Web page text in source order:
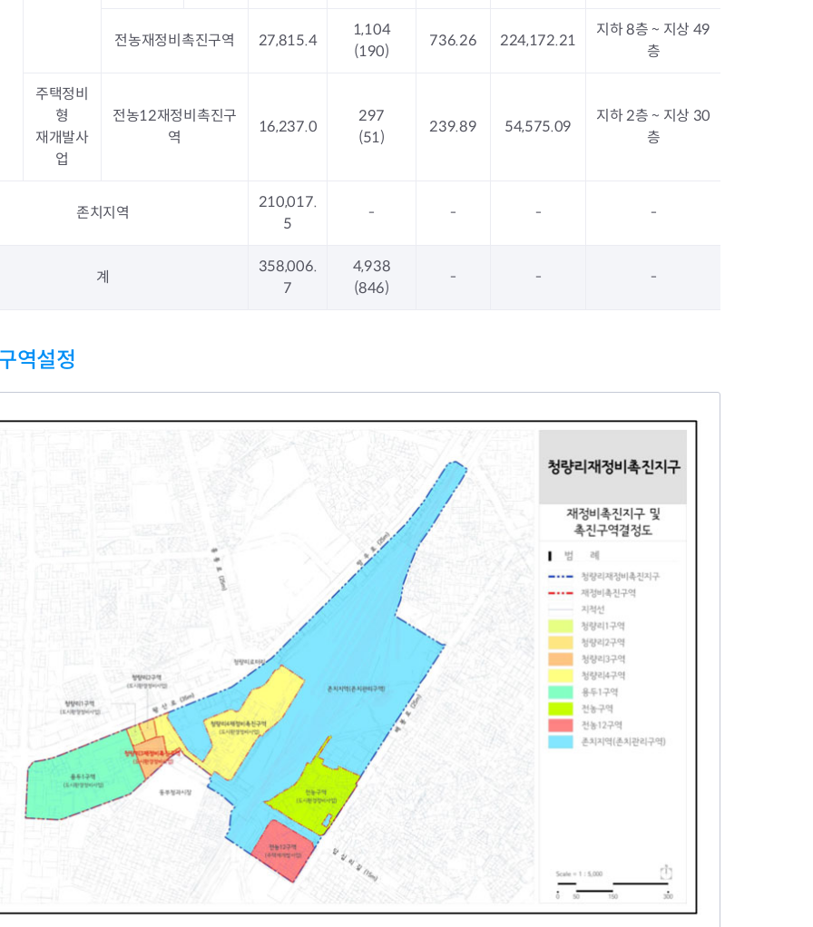
전농재정비촉진구역 27,815.4
1,104
(190)
736.26 224,172.21
지하 8층 ~ 지상 49
층
주택정비
형
재개발사
업
전농12재정비촉진구
역
16,237.0
297
(51)
239.89 54,575.09
지하 2층 ~ 지상 30
층
존치지역
210,017.
5
- - - -
계
358,006.
7
4,938
(846)
- - -
역설정